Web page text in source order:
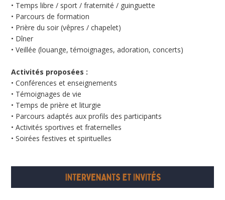
• Temps libre / sport / fraternité / guinguette
• Parcours de formation
• Prière du soir (vêpres / chapelet)
• Dîner
• Veillée (louange, témoignages, adoration, concerts)
Activités proposées :
• Conférences et enseignements
• Témoignages de vie
• Temps de prière et liturgie
• Parcours adaptés aux profils des participants
• Activités sportives et fraternelles
• Soirées festives et spirituelles